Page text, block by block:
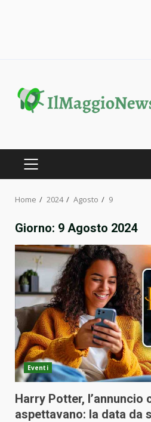
content
PRIMARY
Home 2024 Agosto 9
Giorno: 9 Agosto 2024
Eventi
Harry Potter, l’annuncio
aspettavano: la data da